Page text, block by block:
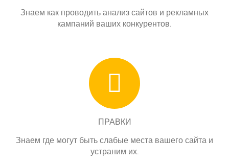
Знаем как проводить анализ сайтов и рекламных
кампаний ваших конкурентов.
ПРАВКИ
Знаем где могут быть слабые места вашего сайта и
устраним их.